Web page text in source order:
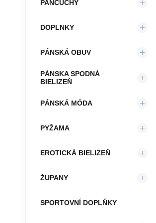
PANČUCHY
DOPLNKY
PÁNSKÁ OBUV
PÁNSKA SPODNÁ
BIELIZEŇ
PÁNSKÁ MÓDA
PYŽAMA
EROTICKÁ BIELIZEŇ
ŽUPANY
SPORTOVNÍ DOPLŇKY